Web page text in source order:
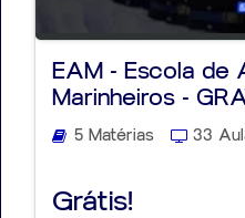
EAM - Escola de
Marinheiros -
5 Matérias 33
Grátis!